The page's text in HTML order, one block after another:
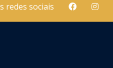
redes sociais